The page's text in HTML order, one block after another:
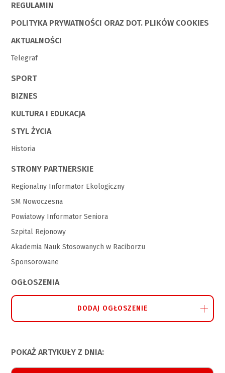
REGULAMIN
POLITYKA PRYWATNOŚCI ORAZ DOT. PLIKÓW COOKIES
AKTUALNOŚCI
Telegraf
SPORT
BIZNES
KULTURA I EDUKACJA
STYL ŻYCIA
Historia
STRONY PARTNERSKIE
Regionalny Informator Ekologiczny
SM Nowoczesna
Powiatowy Informator Seniora
Szpital Rejonowy
Akademia Nauk Stosowanych w Raciborzu
Sponsorowane
OGŁOSZENIA
DODAJ OGŁOSZENIE
POKAŻ ARTYKUŁY Z DNIA: